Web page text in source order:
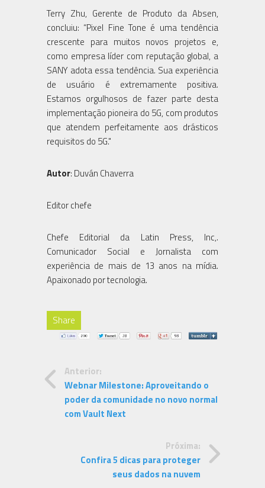
Terry Zhu, Gerente de Produto da Absen,
concluiu: “Pixel Fine Tone é uma tendência
crescente para muitos novos projetos e,
como empresa líder com reputação global, a
SANY adota essa tendência. Sua experiência
de usuário é extremamente positiva.
Estamos orgulhosos de fazer parte desta
implementação pioneira do 5G, com produtos
que atendem perfeitamente aos drásticos
requisitos do 5G."
Autor: Duván Chaverra
Editor chefe
Chefe Editorial da Latin Press, Inc,.
Comunicador Social e Jornalista com
experiência de mais de 13 anos na mídia.
Apaixonado por tecnologia.
Share
Anterior:
Webnar Milestone: Aproveitando o
poder da comunidade no novo normal
com Vault Next
Próxima:
Confira 5 dicas para proteger
seus dados na nuvem